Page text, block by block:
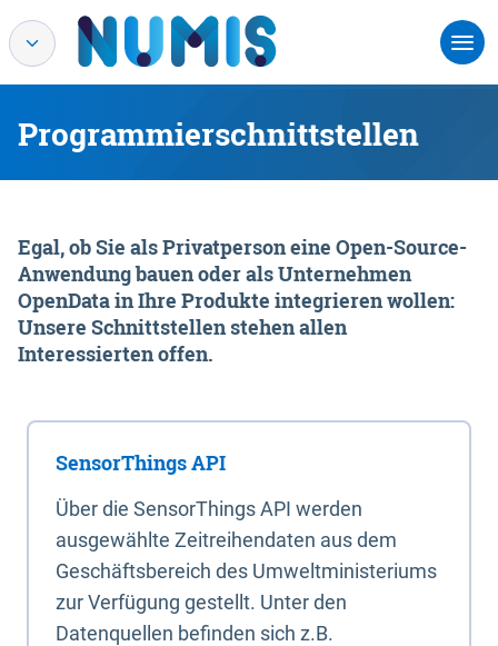
Programmierschnittstellen
Egal, ob Sie als Privatperson eine Open-Source-
Anwendung bauen oder als Unternehmen
OpenData in Ihre Produkte integrieren wollen:
Unsere Schnittstellen stehen allen
Interessierten offen.
SensorThings API
Über die SensorThings API werden
ausgewählte Zeitreihendaten aus dem
Geschäftsbereich des Umweltministeriums
zur Verfügung gestellt. Unter den
Datenquellen befinden sich z.B.